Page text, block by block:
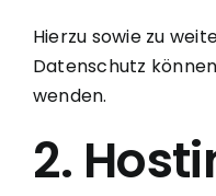
Hierzu sowie zu
Datenschutz
wenden.
2.